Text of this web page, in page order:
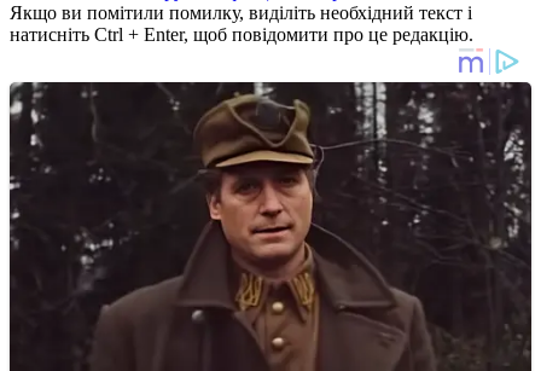
Якщо ви помітили помилку, виділіть необхідний текст і
натисніть Ctrl + Enter, щоб повідомити про це редакцію.